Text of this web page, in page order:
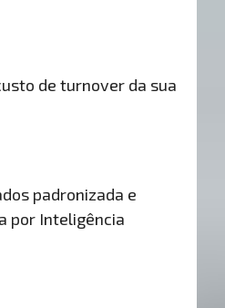
de turnover da sua
padronizada e
por Inteligência